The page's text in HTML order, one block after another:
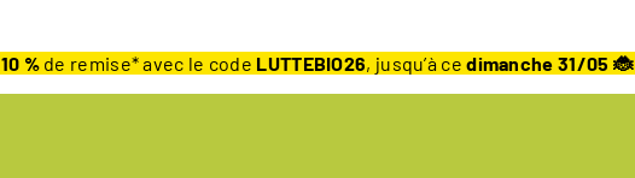
10 %de remise* avec le code LUTTEBIO26, jusqu’à cedimanche 31/05 🐞